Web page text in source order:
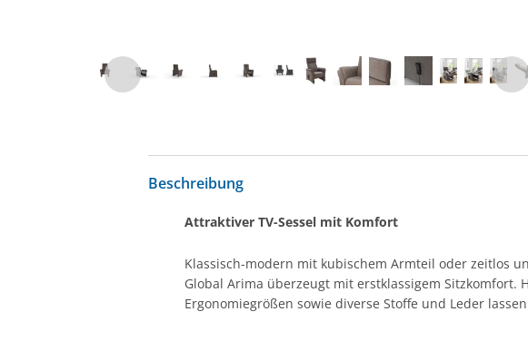
Beschreibung
Attraktiver TV-Sessel mit Komfort
Klassisch-modern mit kubischem Armteil oder zeitlos
Global Arima überzeugt mit erstklassigem Sitzkomfort.
Ergonomiegrößen sowie diverse Stoffe und Leder